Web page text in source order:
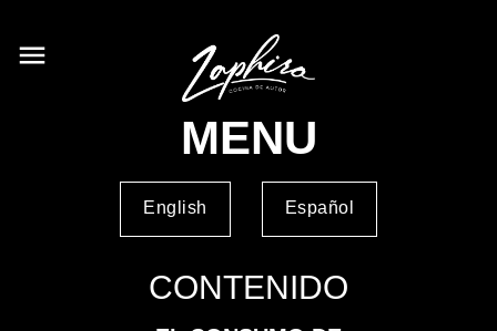
menu
MENU
English Español
CONTENIDO